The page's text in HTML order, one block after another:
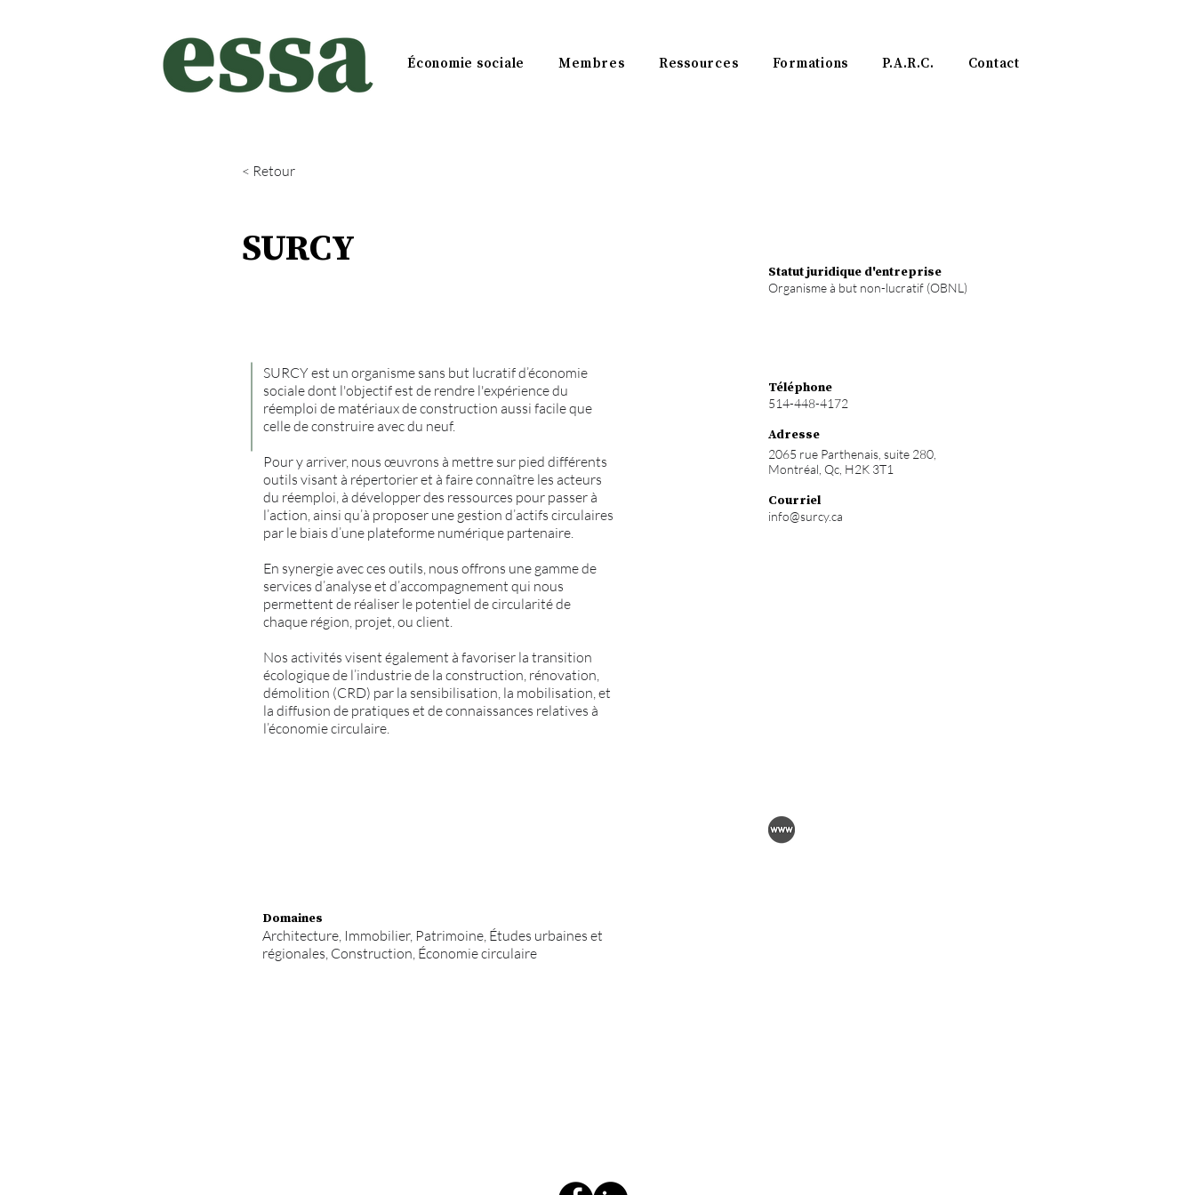
Économie sociale Membres Ressources Formations P.A.R.C. Contact
< Retour
SURCY
SURCY est un organisme sans but lucratif d’économie
sociale dont l'objectif est de rendre l'expérience du
réemploi de matériaux de construction aussi facile que
celle de construire avec du neuf.
Pour y arriver, nous œuvrons à mettre sur pied différents
outils visant à répertorier et à faire connaître les acteurs
du réemploi, à développer des ressources pour passer à
l’action, ainsi qu’à proposer une gestion d’actifs circulaires
par le biais d’une plateforme numérique partenaire.
En synergie avec ces outils, nous offrons une gamme de
services d’analyse et d’accompagnement qui nous
permettent de réaliser le potentiel de circularité de
chaque région, projet, ou client.
Nos activités visent également à favoriser la transition
écologique de l’industrie de la construction, rénovation,
démolition (CRD) par la sensibilisation, la mobilisation, et
la diffusion de pratiques et de connaissances relatives à
l’économie circulaire.
Statut juridique d'entreprise
Organisme à but non-lucratif (OBNL)
Téléphone
514-448-4172
Adresse
2065 rue Parthenais, suite 280,
Montréal, Qc, H2K 3T1
Courriel
info@surcy.ca
Domaines
Architecture, Immobilier, Patrimoine, Études urbaines et
régionales, Construction, Économie circulaire